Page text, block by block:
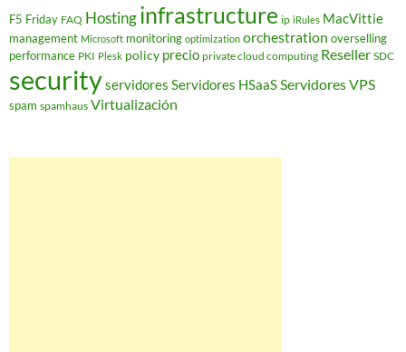
F5 Friday FAQ Hostinginfrastructure ip iRules MacVittie
management Microsoft monitoring optimization orchestration overselling
performance PKI Plesk policy precio private cloud computing Reseller SDC
securityservidores Servidores HSaaSServidores VPS
spam spamhaus Virtualización